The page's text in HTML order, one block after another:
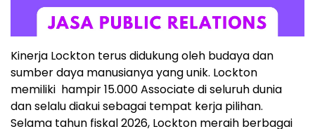
Kinerja Lockton terus didukung oleh budaya dan
sumber daya manusianya yang unik. Lockton
memiliki hampir 15.000 Associate di seluruh dunia
dan selalu diakui sebagai tempat kerja pilihan.
Selama tahun fiskal 2026, Lockton meraih berbagai